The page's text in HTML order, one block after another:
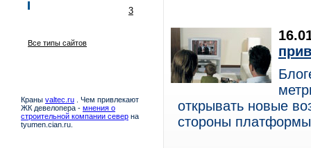
3
Все типы сайтов
Краны valtec.ru . Чем привлекают
ЖК девелопера - мнения о
строительной компании север на
tyumen.cian.ru.
открывать новые
стороны